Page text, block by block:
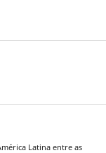
Latina entre as